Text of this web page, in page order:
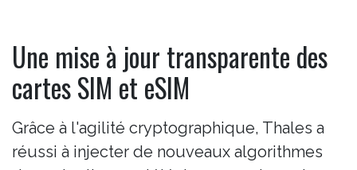
Une mise à jour transparente des
cartes SIM et eSIM
Grâce à l'agilité cryptographique, Thales a
réussi à injecter de nouveaux algorithmes